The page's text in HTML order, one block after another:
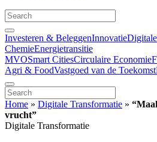
Investeren & BeleggenInnovatie
ChemieEnergietransitie
MVOSmart CitiesCirculaire Economie
Agri & FoodVastgoed van de Toekomst
Home » Digitale Transformatie »
vrucht”
Digitale Transformatie